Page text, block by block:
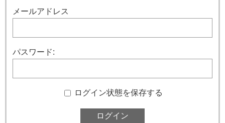
メールアドレス
パスワード:
ログイン状態を保存する